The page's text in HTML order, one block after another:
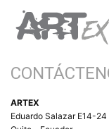
ARTEX
Eduardo Salazar E14-